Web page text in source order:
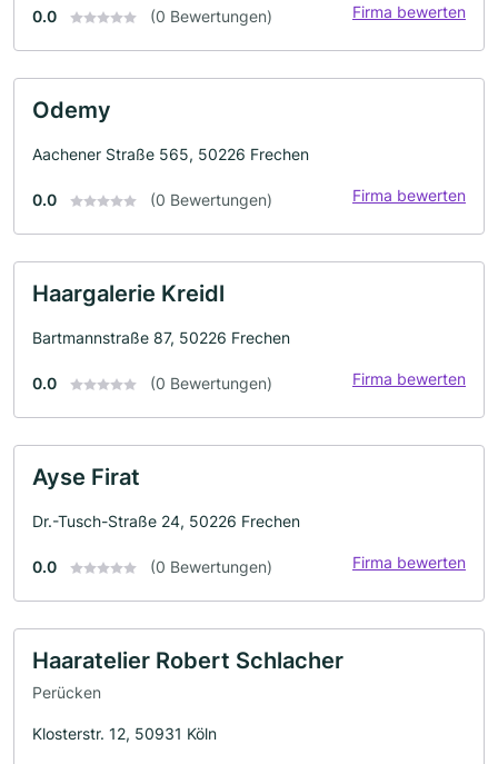
0.0 (0 Bewertungen) Firma bewerten
Odemy
Aachener Straße 565, 50226 Frechen
0.0 (0 Bewertungen) Firma bewerten
Haargalerie Kreidl
Bartmannstraße 87, 50226 Frechen
0.0 (0 Bewertungen) Firma bewerten
Ayse Firat
Dr.-Tusch-Straße 24, 50226 Frechen
0.0 (0 Bewertungen) Firma bewerten
Haaratelier Robert Schlacher
Perücken
Klosterstr. 12, 50931 Köln